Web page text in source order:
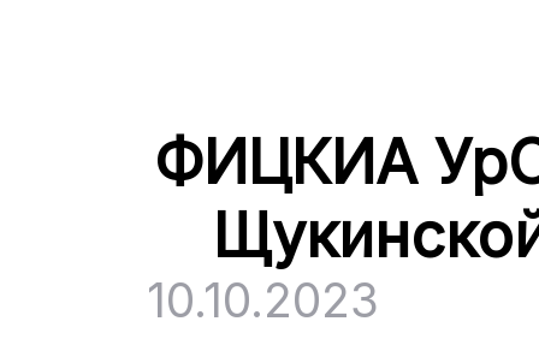
ФИЦКИА УрО
10.10.2023